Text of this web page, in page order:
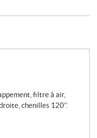
filtre à air,
chenilles 120’’.